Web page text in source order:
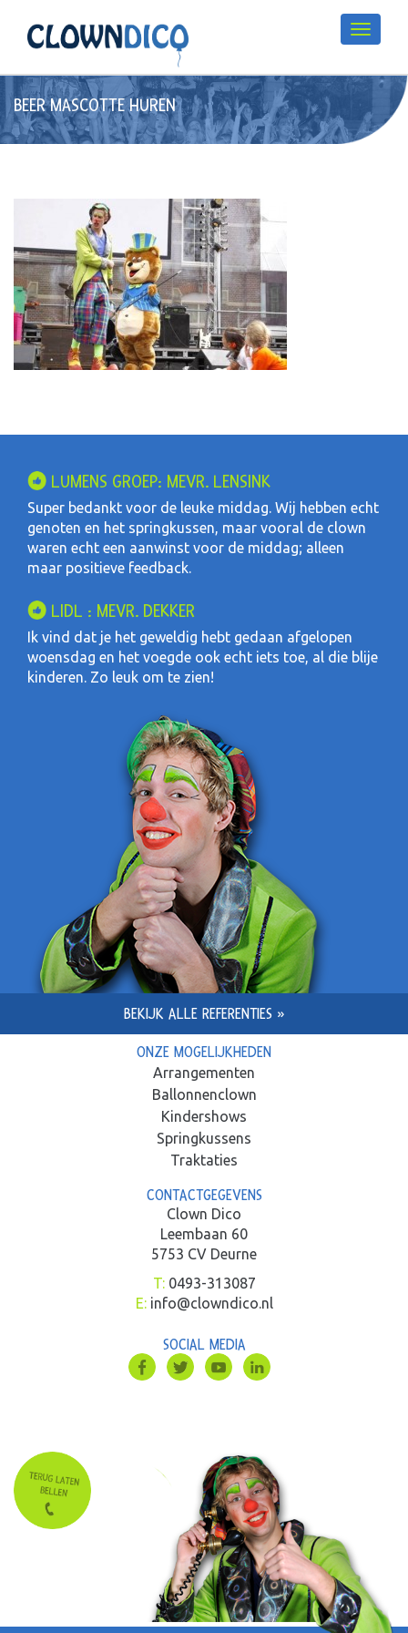
BEER MASCOTTE HUREN
LUMENS GROEP: MEVR. LENSINK
Super bedankt voor de leuke middag. Wij hebben echt
genoten en het springkussen, maar vooral de clown
waren echt een aanwinst voor de middag; alleen
maar positieve feedback.
LIDL : MEVR. DEKKER
Ik vind dat je het geweldig hebt gedaan afgelopen
woensdag en het voegde ook echt iets toe, al die blije
kinderen. Zo leuk om te zien!
BEKIJK ALLE REFERENTIES »
ONZE MOGELIJKHEDEN
Arrangementen
Ballonnenclown
Kindershows
Springkussens
Traktaties
CONTACTGEGEVENS
Clown Dico
Leembaan 60
5753 CV Deurne
T:0493-313087
E: info@clowndico.nl
SOCIAL MEDIA